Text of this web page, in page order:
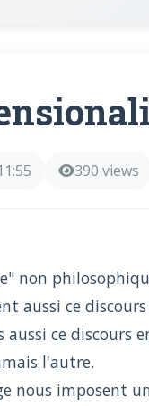
390 views
non
aussi ce
aussi ce
l'autre.
nous imposent